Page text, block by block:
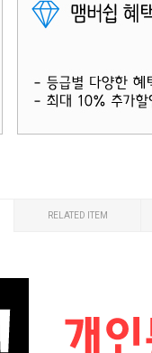
RELATED ITEM